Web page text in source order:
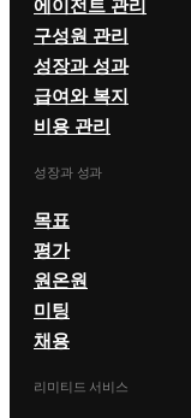
에이전트 관리
구성원 관리
성장과 성과
급여와 복지
비용 관리
성장과 성과
목표
평가
원온원
미팅
채용
리미티드 서비스